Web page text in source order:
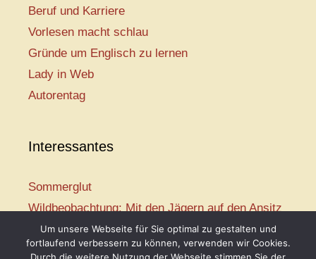
Beruf und Karriere
Vorlesen macht schlau
Gründe um Englisch zu lernen
Lady in Web
Autorentag
Interessantes
Sommerglut
Wildbeobachtung: Mit den Jägern auf den Ansitz
Mir ist so heiß
Mission: Rettungsschwimmer
Um unsere Webseite für Sie optimal zu gestalten und
fortlaufend verbessern zu können, verwenden wir Cookies.